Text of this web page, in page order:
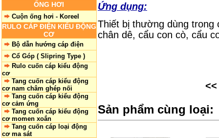
ỐNG HƠI
Cuộn ống hơi - Koreel
RULO CÁP ĐIỆN KIỂU ĐỘNG
CƠ
Bộ dẫn hướng cáp điện
Cổ Góp ( Slipring Type )
Rulo cuốn cáp kiểu động
cơ
Tang cuốn cáp kiểu động
cơ nam châm ghép nối
Tang cuốn cáp kiểu động
cơ cảm ứng
Tang cuốn cáp kiểu động
cơ momen xoắn
Tang cuốn cáp loại động
cơ ma sát
Ứng dụng:
Thiết bị thường dùng trong
chân dê, cẩu con cò, cẩu
Sản phẩm cùng loại: